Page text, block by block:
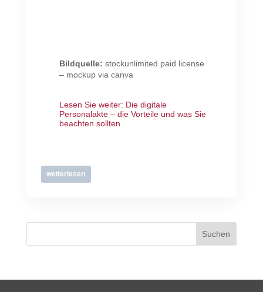
Bildquelle: stockunlimited paid license
– mockup via canva
Lesen Sie weiter: Die digitale
Personalakte – die Vorteile und was Sie
beachten sollten
weiterlesen